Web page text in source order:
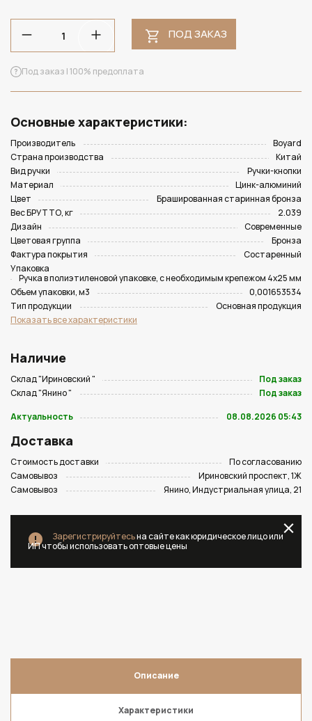
ПОД ЗАКАЗ
Под заказ | 100% предоплата
Основные характеристики:
Производитель
Boyard
Страна производства
Китай
Вид ручки
Ручки-кнопки
Материал
Цинк-алюминий
Цвет
Брашированная старинная бронза
Вес БРУТТО, кг
2.039
Дизайн
Современные
Цветовая группа
Бронза
Фактура покрытия
Состаренный
Упаковка
Ручка в полиэтиленовой упаковке, с необходимым крепежом 4х25 мм
Объем упаковки, м3
0,001653534
Тип продукции
Основная продукция
Показать все характеристики
Наличие
Склад "Ириновский "
Под заказ
Склад "Янино "
Под заказ
Актуальность
08.08.2026 05:43
Доставка
Стоимость доставки
По согласованию
Самовывоз
Ириновский проспект, 1Ж
Самовывоз
Янино, Индустриальная улица, 21
Зарегистрируйтесьна сайте как юридическое лицо или
ИП чтобы использовать оптовые цены
Описание
Характеристики